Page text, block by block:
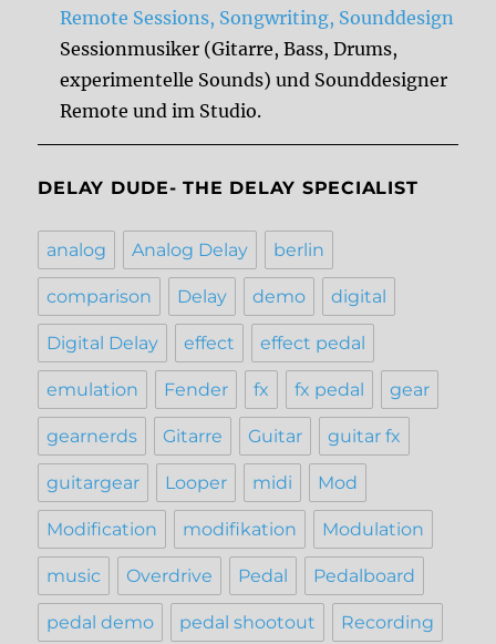
Remote Sessions, Songwriting, Sounddesign
Sessionmusiker (Gitarre, Bass, Drums,
experimentelle Sounds) und Sounddesigner
Remote und im Studio.
DELAY DUDE- THE DELAY SPECIALIST
analog Analog Delay berlin
comparison Delay demo digital
Digital Delay effect effect pedal
emulation Fender fx fx pedal gear
gearnerds Gitarre Guitar guitar fx
guitargear Looper midi Mod
Modification modifikation Modulation
music Overdrive Pedal Pedalboard
pedal demo pedal shootout Recording